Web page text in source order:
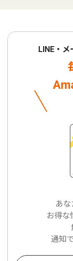
LINE・
あ
お得な
通知